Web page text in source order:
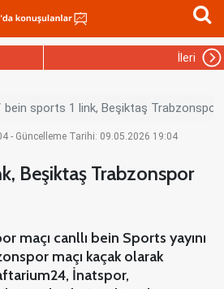
İleri
bein sports 1 link, Beşiktaş Trabzonspor
- Güncelleme Tarihi: 09.05.2026 19:04
Beşiktaş Trabzonspor
maçı canllı bein Sports yayını
maçı kaçak olarak
İnatspor,